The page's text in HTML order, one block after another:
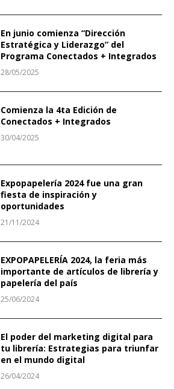
En junio comienza “Dirección
Estratégica y Liderazgo” del
Programa Conectados + Integrados
28/05/2025
Comienza la 4ta Edición de
Conectados + Integrados
30/04/2025
Expopapelería 2024 fue una gran
fiesta de inspiración y
oportunidades
21/11/2024
EXPOPAPELERÍA 2024, la feria más
importante de artículos de librería y
papelería del país
25/06/2024
El poder del marketing digital para
tu librería: Estrategias para triunfar
en el mundo digital
26/04/2024